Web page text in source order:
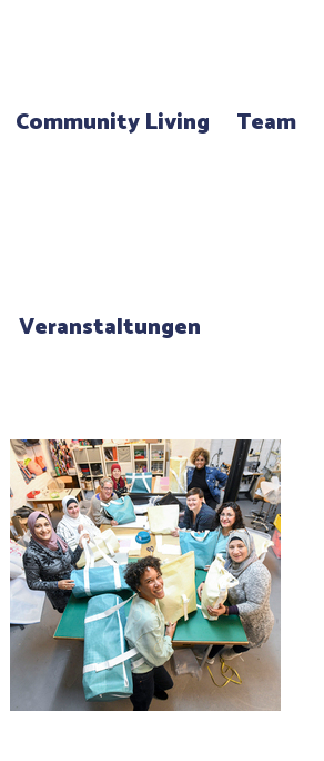
Community Living Team
Veranstaltungen